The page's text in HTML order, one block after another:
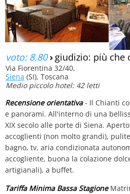
voto: 8.80› giudizio: più che
Via Fiorentina 32/40,
Siena (SI), Toscana
Medio piccolo hotel: 42 letti
Recensione orientativa- Il Chianti
e panorami. All'interno di una
XIX secolo alle porte di Siena.
accoglienti (non molto grandi),
bagno, tv, aria condizionata
accogliente, buona la colazione
artigianali), a buffet.
Tariffa Minima Bassa Stagione